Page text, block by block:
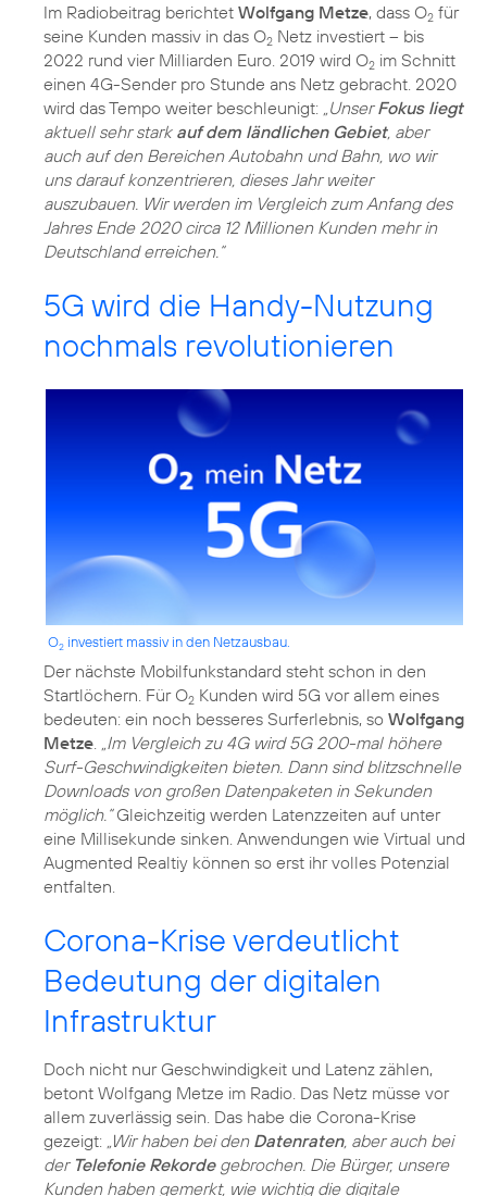
Im Radiobeitrag berichtet Wolfgang Metze, dass O2 für
seine Kunden massiv in das O2 Netz investiert – bis
2022 rund vier Milliarden Euro. 2019 wird O2 im Schnitt
einen 4G-Sender pro Stunde ans Netz gebracht. 2020
wird das Tempo weiter beschleunigt: „UnserFokus liegt
aktuell sehr stark auf dem ländlichen Gebiet, aber
auch auf den Bereichen Autobahn und Bahn, wo wir
uns darauf konzentrieren, dieses Jahr weiter
auszubauen. Wir werden im Vergleich zum Anfang des
Jahres Ende 2020 circa 12 Millionen Kunden mehr in
Deutschland erreichen.“
5G wird die Handy-Nutzung
nochmals revolutionieren
O2 investiert massiv in den Netzausbau.
Der nächste Mobilfunkstandard steht schon in den
Startlöchern. Für O2 Kunden wird 5G vor allem eines
bedeuten: ein noch besseres Surferlebnis, so Wolfgang
Metze
„Im Vergleich zu 4G wird 5G 200-mal höhere
Surf-Geschwindigkeiten bieten. Dann sind blitzschnelle
Downloads von großen Datenpaketen in Sekunden
möglich.“Gleichzeitig werden Latenzzeiten auf unter
eine Millisekunde sinken. Anwendungen wie Virtual und
Augmented Realtiy können so erst ihr volles Potenzial
entfalten.
Corona-Krise verdeutlicht
Bedeutung der digitalen
Infrastruktur
Doch nicht nur Geschwindigkeit und Latenz zählen,
betont Wolfgang Metze im Radio. Das Netz müsse vor
allem zuverlässig sein. Das habe die Corona-Krise
gezeigt: „Wir haben bei den Datenraten, aber auch bei
der Telefonie Rekordegebrochen. Die Bürger, unsere
Kunden haben gemerkt, wie wichtig die digitale